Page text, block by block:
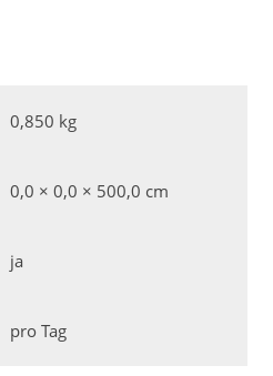
0,850 kg
0,0 × 0,0 × 500,0 cm
ja
pro Tag